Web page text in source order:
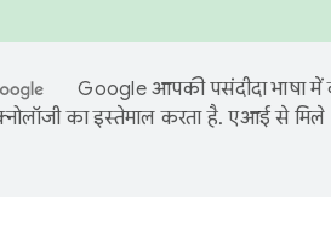
Google आपकी पसंदीदा भाषा
का इस्तेमाल करता है. एआई से मिले